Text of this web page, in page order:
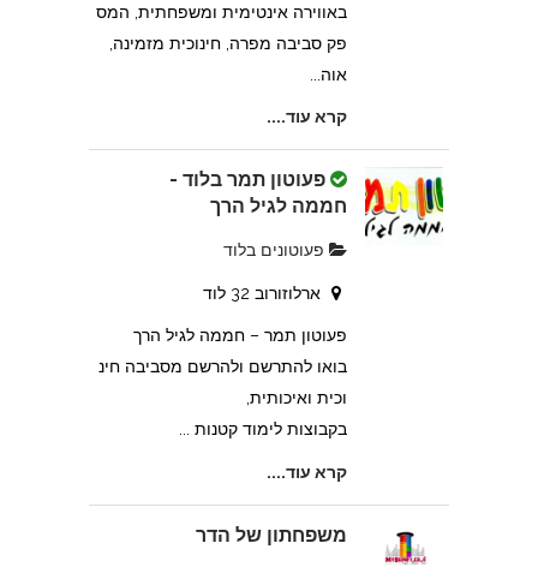
באווירה אינטימית ומשפחתית, המס
פק סביבה מפרה, חינוכית מזמינה,
אוה...
קרא עוד....
פעוטון תמר בלוד -
חממה לגיל הרך
פעוטונים בלוד
ארלוזורוב 32 לוד
פעוטון תמר – חממה לגיל הרך
בואו להתרשם ולהרשם מסביבה חינ
וכית ואיכותית,
בקבוצות לימוד קטנות ...
קרא עוד....
משפחתון של הדר